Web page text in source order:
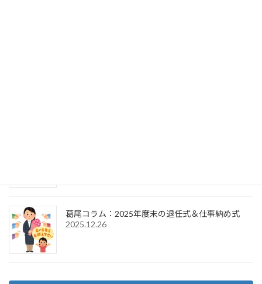
葛尾コラム：2025年度末の退任式＆仕事納め式
2025.12.26